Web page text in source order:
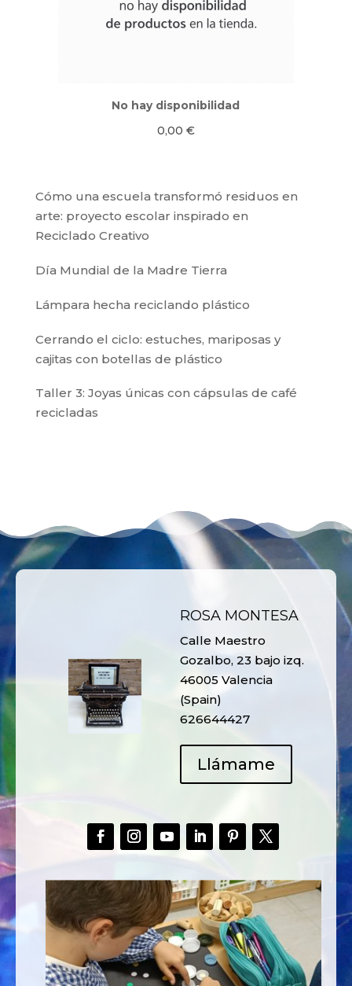
No hay disponibilidad
0,00 €
Cómo una escuela transformó residuos en
arte: proyecto escolar inspirado en
Reciclado Creativo
Día Mundial de la Madre Tierra
Lámpara hecha reciclando plástico
Cerrando el ciclo: estuches, mariposas y
cajitas con botellas de plástico
Taller 3: Joyas únicas con cápsulas de café
recicladas
ROSA MONTESA
Calle Maestro
Gozalbo, 23 bajo izq.
46005 Valencia
(Spain)
626644427
Llámame